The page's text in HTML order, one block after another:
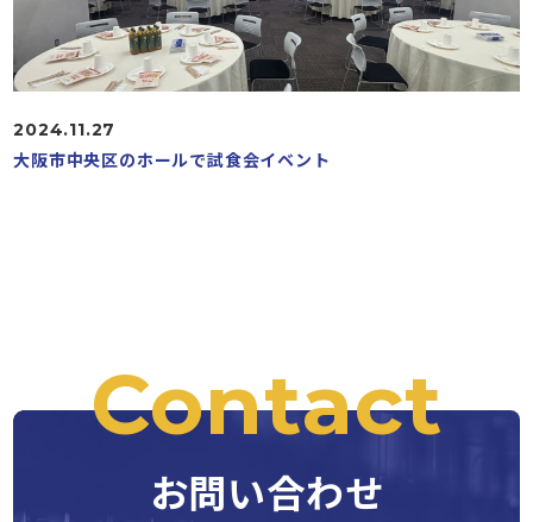
2024.11.27
大阪市中央区のホールで試食会イベント
Contact
お問い合わせ